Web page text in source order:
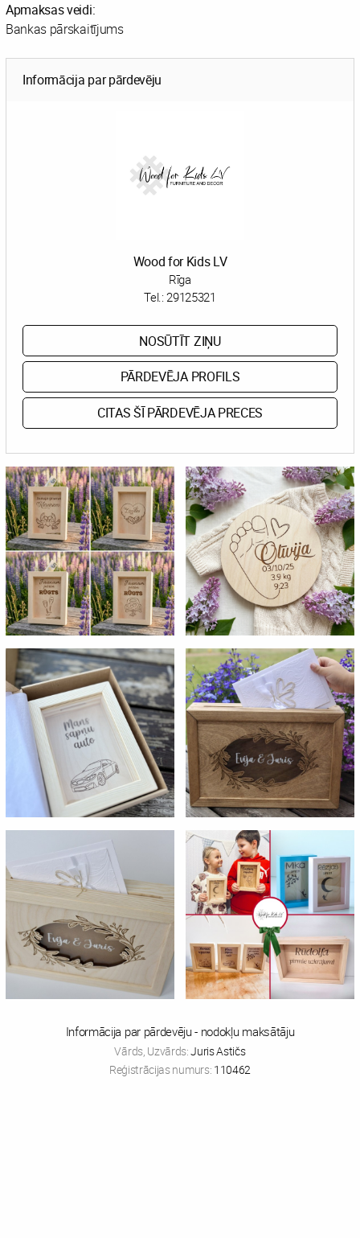
Apmaksas veidi:
Bankas pārskaitījums
Informācija par pārdevēju
Wood for Kids LV
Rīga
Tel.:29125321
NOSŪTĪT ZIŅU
PĀRDEVĒJA PROFILS
CITAS ŠĪ PĀRDEVĒJA PRECES
Informācija par pārdevēju - nodokļu maksātāju
Vārds, Uzvārds:Juris Astičs
Reģistrācijas numurs: 110462